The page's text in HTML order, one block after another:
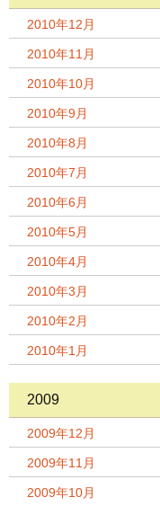
2010年12月
2010年11月
2010年10月
2010年9月
2010年8月
2010年7月
2010年6月
2010年5月
2010年4月
2010年3月
2010年2月
2010年1月
2009
2009年12月
2009年11月
2009年10月